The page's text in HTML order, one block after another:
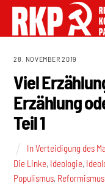
28. NOVEMBER 2019
Viel
Erzählung
Teil 1
In Verteidigung des
Die Linke, Ideologie,
Populismus, Reformismus